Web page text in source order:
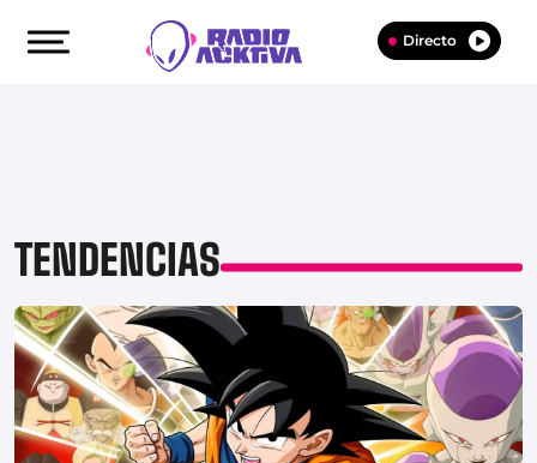
Directo
TENDENCIAS